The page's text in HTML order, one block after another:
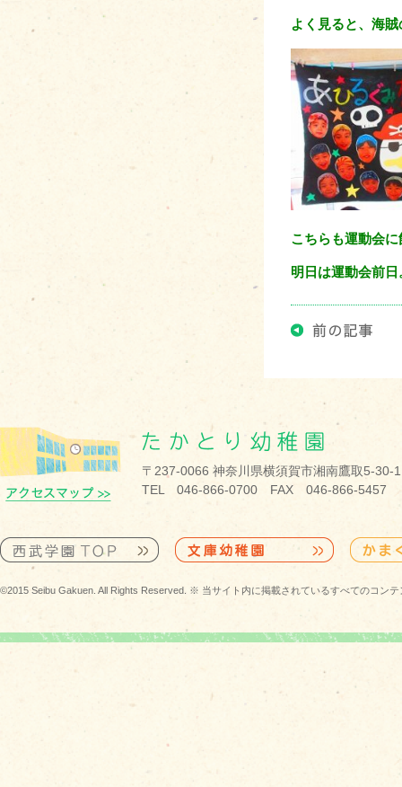
よく見ると、海
こちらも運動会
明日は運動会前
〒237-0066 神奈川県横須賀市湘南鷹取5-30-1
TEL 046-866-0700 FAX 046-866-5457
©2015 Seibu Gakuen. All Rights Reserved. ※ 当サイト内に掲載されているすべてのコン